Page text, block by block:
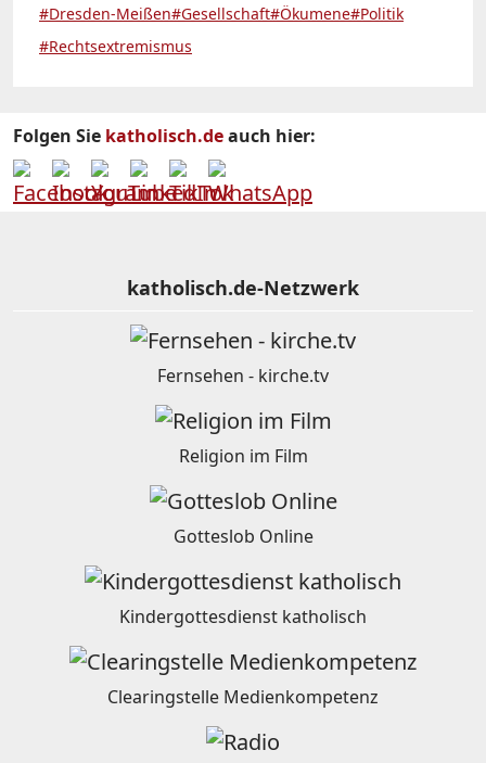
#Dresden-Meißen#Gesellschaft#Ökumene#Politik
#Rechtsextremismus
Folgen Sie katholisch.deauch hier:
katholisch.de-Netzwerk
Fernsehen - kirche.tv
Religion im Film
Gotteslob Online
Kindergottesdienst katholisch
Clearingstelle Medienkompetenz